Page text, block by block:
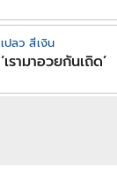
เปลว สีเงิน
‘เรามาอวยกันเถิด’